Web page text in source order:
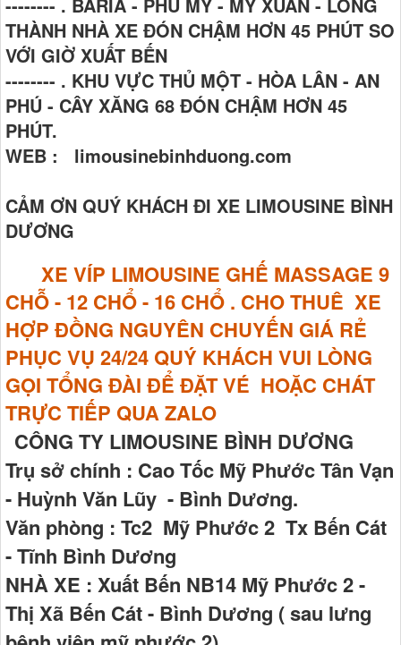
THÀNH NHÀ XE ĐÓN CHẬM HƠN 45 PHÚT SO
VỚI GIỜ XUẤT BẾN
-------- . KHU VỰC THỦ MỘT - HÒA LÂN - AN
PHÚ - CÂY XĂNG 68 ĐÓN CHẬM HƠN 45
PHÚT.
WEB : limousinebinhduong.com
CẢM ƠN QUÝ KHÁCH ĐI XE LIMOUSINE BÌNH
DƯƠNG
XE VÍP LIMOUSINE GHẾ MASSAGE 9
CHỖ - 12 CHỔ - 16 CHỔ . CHO THUÊ XE
HỢP ĐỒNG NGUYÊN CHUYẾN GIÁ RẺ
PHỤC VỤ 24/24 QUÝ KHÁCH VUI LÒNG
GỌI TỔNG ĐÀI ĐỂ ĐẶT VÉ HOẶC CHÁT
TRỰC TIẾP QUA ZALO
CÔNG TY LIMOUSINE BÌNH DƯƠNG
Trụ sở chính : Cao Tốc Mỹ Phước Tân Vạn
- Huỳnh Văn Lũy - Bình Dương.
Văn phòng : Tc2 Mỹ Phước 2 Tx Bến Cát
- Tĩnh Bình Dương
NHÀ XE : Xuất Bến NB14 Mỹ Phước 2 -
Thị Xã Bến Cát - Bình Dương ( sau lưng